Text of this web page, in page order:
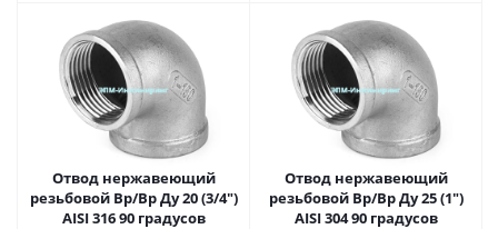
Отвод нержавеющий
резьбовой Вр/Вр Ду 20 (3/4")
AISI 316 90 градусов
Отвод нержавеющий
резьбовой Вр/Вр Ду 25 (1")
AISI 304 90 градусов